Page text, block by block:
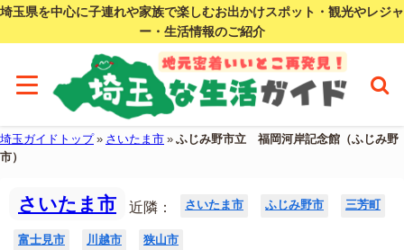
埼玉県を中心に子連れや家族で楽しむお出かけスポット・観光やレジャ
ー・生活情報のご紹介
埼玉ガイドトップ» さいたま市 » ふじみ野市立 福岡河岸記念館（ふじみ野
市）
さいたま市 近隣： さいたま市 ふじみ野市 三芳町
富士見市 川越市 狭山市